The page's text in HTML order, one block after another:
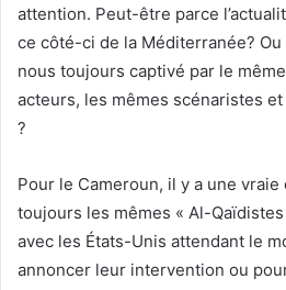
n
X
m
a
i
l
attention. Peut-être parce
ce côté-ci de la Méditerranée?
nous toujours captivé par le
acteurs, les mêmes scénaristes
?
Pour le Cameroun, il y a une vraie
toujours les mêmes « Al-
avec les États-Unis attendant le
annoncer leur intervention ou